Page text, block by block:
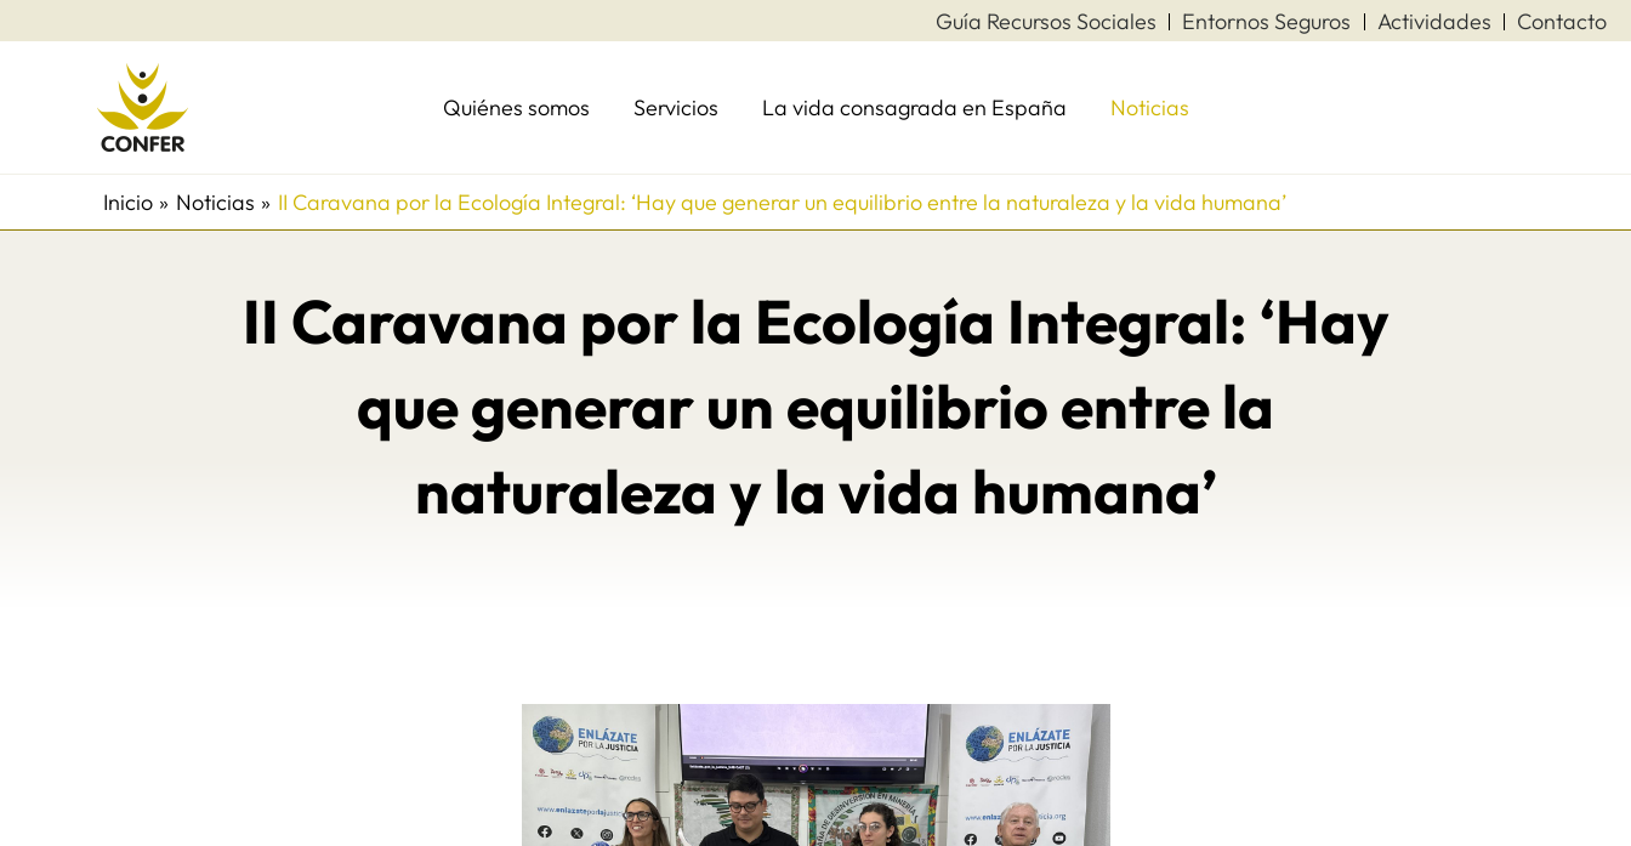
al
Guía Recursos Sociales Entornos Seguros Actividades Contacto
Quiénes somos Servicios La vida consagrada en España Noticias
Inicio Noticias II Caravana por la Ecología Integral: ‘Hay que generar un equilibrio entre la naturaleza y la vida humana’
II Caravana por la Ecología Integral: ‘Hay
que generar un equilibrio entre la
naturaleza y la vida humana’